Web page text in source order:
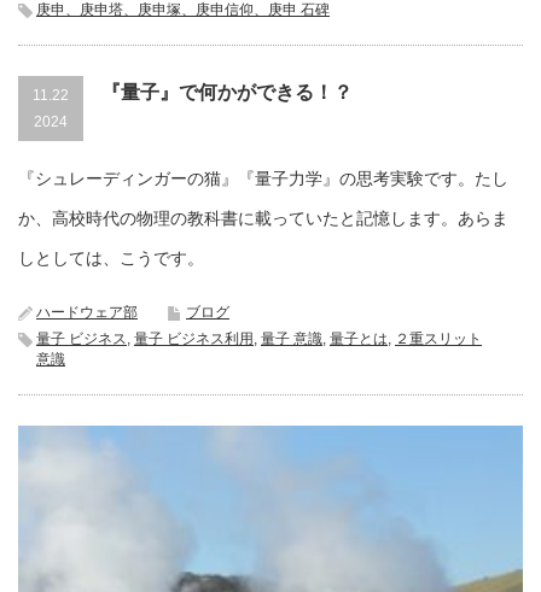
庚申、庚申塔、庚申塚、庚申信仰、庚申 石碑
11.22
2024
『量子』で何かができる！？
『シュレーディンガーの猫』『量子力学』の思考実験です。たし
か、高校時代の物理の教科書に載っていたと記憶します。あらま
しとしては、こうです。
ハードウェア部
ブログ
量子 ビジネス, 量子 ビジネス利用 , 量子 意識, 量子とは, ２重スリット
意識